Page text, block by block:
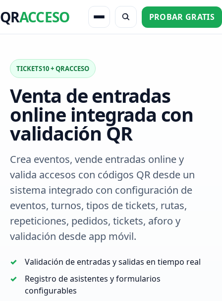
QRACCESO PROBAR GRATIS
TICKETS10 + QRACCESO
Venta de entradas
online integrada con
validación QR
Crea eventos, vende entradas online y
valida accesos con códigos QR desde un
sistema integrado con configuración de
eventos, turnos, tipos de tickets, rutas,
repeticiones, pedidos, tickets, aforo y
validación desde app móvil.
Validación de entradas y salidas en tiempo real
Registro de asistentes y formularios
configurables